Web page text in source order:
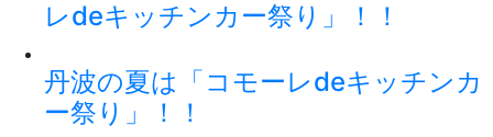
レdeキッチンカー祭り」！！
丹波の夏は「コモーレdeキッチンカ
ー祭り」！！